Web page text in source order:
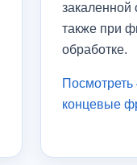
закаленной
также при
обработке.
Посмотреть
концевые